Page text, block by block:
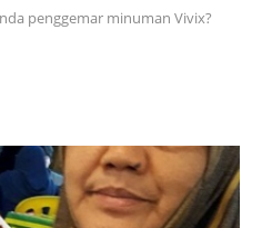
penggemar minuman Vivix?